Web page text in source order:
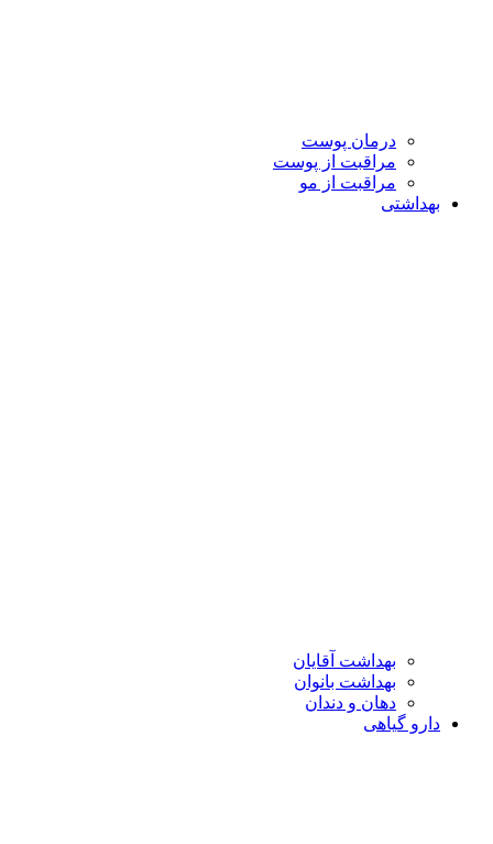
درمان پوست
مراقبت از پوست
مراقبت از مو
بهداشتی
بهداشت آقایان
بهداشت بانوان
دهان و دندان
دارو گیاهی